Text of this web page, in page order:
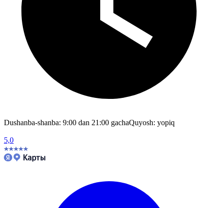
Dushanba-shanba: 9:00 dan 21:00 gachaQuyosh: yopiq
5,0